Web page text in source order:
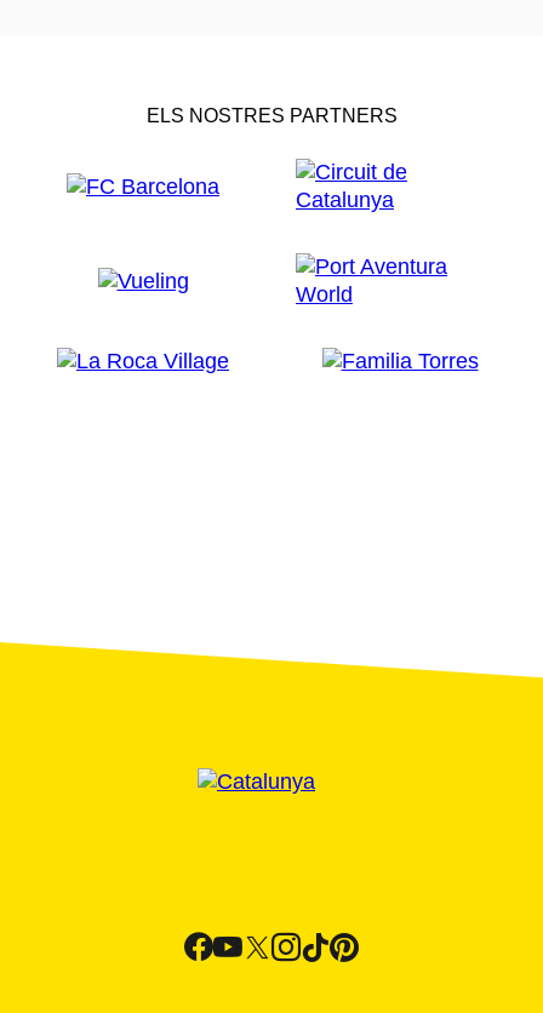
ELS NOSTRES PARTNERS